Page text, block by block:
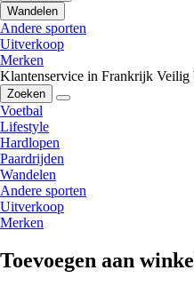
Wandelen
Andere sporten
Uitverkoop
Merken
Klantenservice in Frankrijk Veilig
Zoeken
Voetbal
Lifestyle
Hardlopen
Paardrijden
Wandelen
Andere sporten
Uitverkoop
Merken
Toevoegen aan